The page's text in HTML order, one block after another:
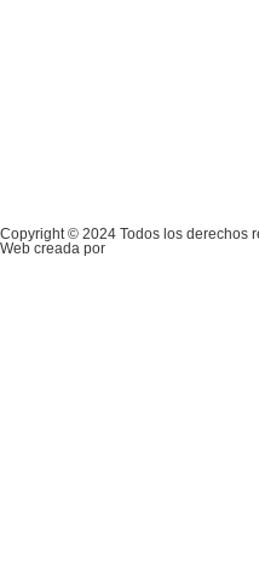
Copyright © 2024 Todos los derechos
Web creada por